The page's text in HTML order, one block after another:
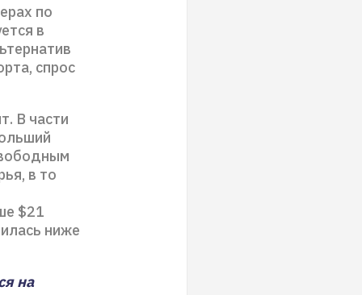
по
в
спрос
В части
в то
$21
ниже
на